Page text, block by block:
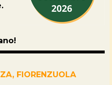
, FIORENZUOLA